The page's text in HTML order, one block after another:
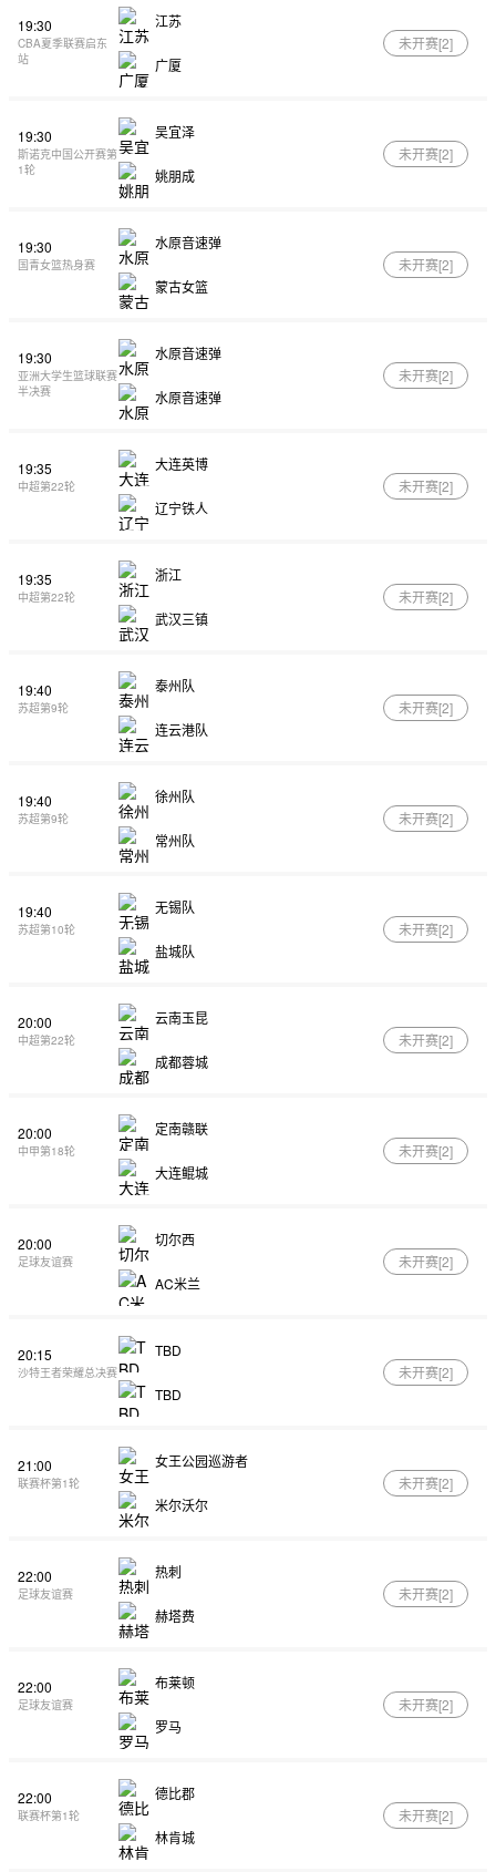
19:30
CBA夏季联赛启东
站
江苏
广厦
未开赛[2]
19:30
斯诺克中国公开赛第
1轮
吴宜泽
姚朋成
未开赛[2]
19:30
国青女篮热身赛
水原音速弹
蒙古女篮
未开赛[2]
19:30
亚洲大学生篮球联赛
半决赛
水原音速弹
水原音速弹
未开赛[2]
19:35
中超第22轮
大连英博
辽宁铁人
未开赛[2]
19:35
中超第22轮
浙江
武汉三镇
未开赛[2]
19:40
苏超第9轮
泰州队
连云港队
未开赛[2]
19:40
苏超第9轮
徐州队
常州队
未开赛[2]
19:40
苏超第10轮
无锡队
盐城队
未开赛[2]
20:00
中超第22轮
云南玉昆
成都蓉城
未开赛[2]
20:00
中甲第18轮
定南赣联
大连鲲城
未开赛[2]
20:00
足球友谊赛
切尔西
AC米兰
未开赛[2]
20:15
沙特王者荣耀总决赛
TBD
TBD
未开赛[2]
21:00
联赛杯第1轮
女王公园巡游者
米尔沃尔
未开赛[2]
22:00
足球友谊赛
热刺
赫塔费
未开赛[2]
22:00
足球友谊赛
布莱顿
罗马
未开赛[2]
22:00
联赛杯第1轮
德比郡
林肯城
未开赛[2]